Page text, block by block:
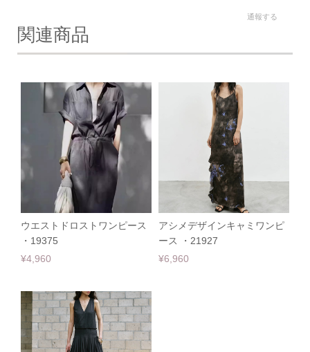
通報する
関連商品
ウエストドロストワンピース
・19375
¥4,960
アシメデザインキャミワンピ
ース ・21927
¥6,960